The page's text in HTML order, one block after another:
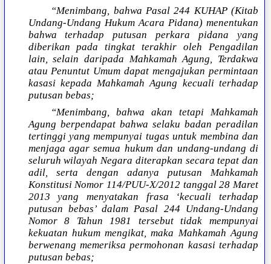
“Menimbang, bahwa Pasal 244 KUHAP (Kitab
Undang-Undang Hukum Acara Pidana) menentukan
bahwa terhadap putusan perkara pidana yang
diberikan pada tingkat terakhir oleh Pengadilan
lain, selain daripada Mahkamah Agung, Terdakwa
atau Penuntut Umum dapat mengajukan permintaan
kasasi kepada Mahkamah Agung kecuali terhadap
putusan bebas;
“Menimbang, bahwa akan tetapi Mahkamah
Agung berpendapat bahwa selaku badan peradilan
tertinggi yang mempunyai tugas untuk membina dan
menjaga agar semua hukum dan undang-undang di
seluruh wilayah Negara diterapkan secara tepat dan
adil, serta dengan adanya putusan Mahkamah
Konstitusi Nomor 114/PUU-X/2012 tanggal 28 Maret
2013 yang menyatakan frasa ‘kecuali terhadap
putusan bebas’ dalam Pasal 244 Undang-Undang
Nomor 8 Tahun 1981 tersebut tidak mempunyai
kekuatan hukum mengikat, maka Mahkamah Agung
berwenang memeriksa permohonan kasasi terhadap
putusan bebas;